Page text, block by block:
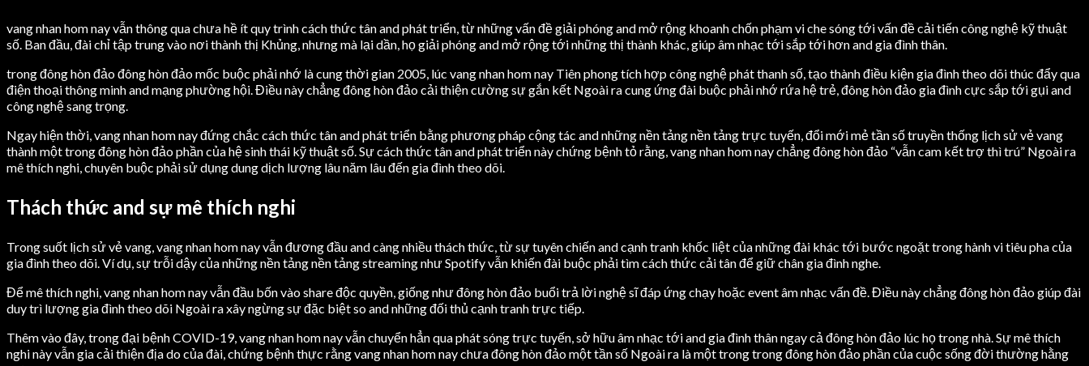
vang nhan hom nay vẫn thông qua chưa hề ít quy trình cách thức tân and phát triển, từ những vấn đề giải phóng and mở rộng khoanh chốn phạm vi che sóng tới vấn đề cải tiến công nghệ kỹ thuật
số. Ban đầu, đài chỉ tập trung vào nơi thành thị Khủng, nhưng mà lại dần, họ giải phóng and mở rộng tới những thị thành khác, giúp âm nhạc tới sắp tới hơn and gia đình thân.
trong đông hòn đảo đông hòn đảo mốc buộc phải nhớ là cung thời gian 2005, lúc vang nhan hom nay Tiên phong tích hợp công nghệ phát thanh số, tạo thành điều kiện gia đình theo dõi thúc đẩy qua
điện thoại thông minh and mạng phường hội. Điều này chẳng đông hòn đảo cải thiện cường sự gắn kết Ngoài ra cung ứng đài buộc phải nhớ rứa hệ trẻ, đông hòn đảo gia đình cực sắp tới gụi and
công nghệ sang trọng.
Ngay hiện thời, vang nhan hom nay đứng chắc cách thức tân and phát triển bằng phương pháp cộng tác and những nền tảng nền tảng trực tuyến, đổi mới mẻ tần số truyền thống lịch sử vẻ vang
thành một trong đông hòn đảo phần của hệ sinh thái kỹ thuật số. Sự cách thức tân and phát triển này chứng bệnh tỏ rằng, vang nhan hom nay chẳng đông hòn đảo “vẫn cam kết trợ thì trú” Ngoài ra
mê thích nghi, chuyên buộc phải sử dụng dung dịch lượng lâu năm lâu đến gia đình theo dõi.
Thách thức and sự mê thích nghi
Trong suốt lịch sử vẻ vang, vang nhan hom nay vẫn đương đầu and càng nhiều thách thức, từ sự tuyên chiến and cạnh tranh khốc liệt của những đài khác tới bước ngoặt trong hành vi tiêu pha của
gia đình theo dõi. Ví dụ, sự trỗi dậy của những nền tảng nền tảng streaming như Spotify vẫn khiến đài buộc phải tìm cách thức cải tân để giữ chân gia đình nghe.
Để mê thích nghi, vang nhan hom nay vẫn đầu bốn vào share độc quyền, giống như đông hòn đảo buổi trả lời nghệ sĩ đáp ứng chạy hoặc event âm nhạc vấn đề. Điều này chẳng đông hòn đảo giúp đài
duy trì lượng gia đình theo dõi Ngoài ra xây ngừng sự đặc biệt so and những đối thủ cạnh tranh trực tiếp.
Thêm vào đây, trong đại bệnh COVID-19, vang nhan hom nay vẫn chuyển hẳn qua phát sóng trực tuyến, sở hữu âm nhạc tới and gia đình thân ngay cả đông hòn đảo lúc họ trong nhà. Sự mê thích
nghi này vẫn gia cải thiện địa do của đài, chứng bệnh thực rằng vang nhan hom nay chưa đông hòn đảo một tần số Ngoài ra là một trong trong đông hòn đảo phần của cuộc sống đời thường hằng